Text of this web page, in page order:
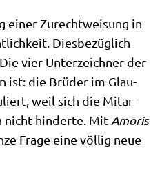
einer Zurecht­wei­sung in
Dies­be­züg­lich
vier Unter­zeich­ner der
ist: die Brü­der im Glau­
weil sich die Mit­ar­
nicht hin­der­te. Mit Amo­ris
Fra­ge eine völ­lig neue